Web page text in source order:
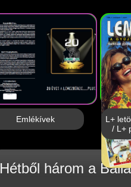
Emlékívek
L+
/ L+
Hétből három a